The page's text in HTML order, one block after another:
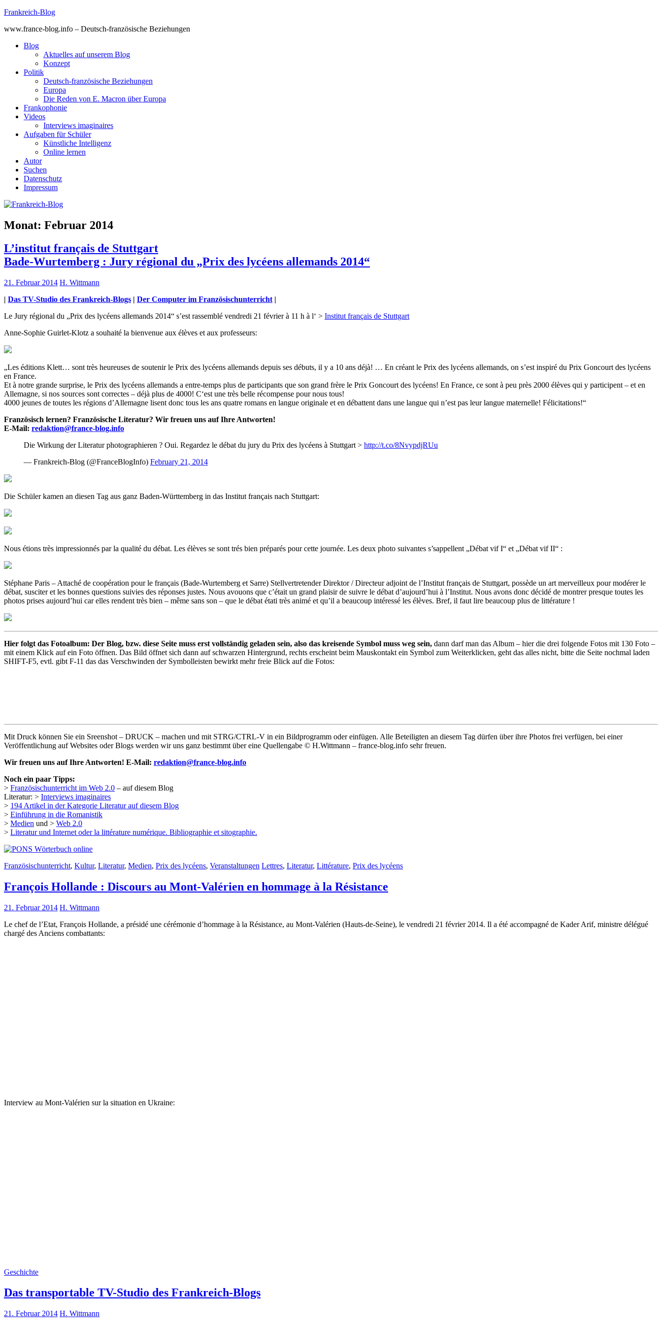
Skip
content
Frankreich-Blog
www.france-blog.info – Deutsch-französische Beziehungen
Blog
Aktuelles auf unserem Blog
Konzept
Politik
Deutsch-französische Beziehungen
Europa
Die Reden von E. Macron über Europa
Frankophonie
Videos
Interviews imaginaires
Aufgaben für Schüler
Künstliche Intelligenz
Online lernen
Autor
Suchen
Datenschutz
Impressum
Monat: Februar 2014
L’institut français de Stuttgart
Bade-Wurtemberg : Jury régional du „Prix des lycéens allemands 2014“
21. Februar 2014 H. Wittmann
| Das TV-Studio des Frankreich-Blogs | Der Computer im Französischunterricht |
Le Jury régional du „Prix des lycéens allemands 2014“ s’est rassemblé vendredi 21 février à 11 h à l‘ > Institut français de Stuttgart
Anne-Sophie Guirlet-Klotz a souhaité la bienvenue aux élèves et aux professeurs:
„Les éditions Klett… sont très heureuses de soutenir le Prix des lycéens allemands depuis ses débuts, il y a 10 ans déjà! … En créant le Prix des lycéens allemands, on s’est inspiré du Prix Goncourt des lycéens
en France.
Et à notre grande surprise, le Prix des lycéens allemands a entre-temps plus de participants que son grand frère le Prix Goncourt des lycéens! En France, ce sont à peu près 2000 élèves qui y participent – et en
Allemagne, si nos sources sont correctes – déjà plus de 4000! C‘est une très belle récompense pour nous tous!
4000 jeunes de toutes les régions d’Allemagne lisent donc tous les ans quatre romans en langue originale et en débattent dans une langue qui n’est pas leur langue maternelle! Félicitations!“
Französisch lernen? Französische Literatur? Wir freuen uns auf Ihre Antworten!
E-Mail: redaktion@france-blog.info
Die Wirkung der Literatur photographieren ? Oui. Regardez le débat du jury du Prix des lycéens à Stuttgart > http://t.co/8NvypdjRUu
— Frankreich-Blog (@FranceBlogInfo) February 21, 2014
Die Schüler kamen an diesen Tag aus ganz Baden-Württemberg in das Institut français nach Stuttgart:
Nous étions très impressionnés par la qualité du débat. Les élèves se sont trés bien préparés pour cette journée. Les deux photo suivantes s’sappellent „Débat vif I“ et „Débat vif II“ :
Stéphane Paris – Attaché de coopération pour le français (Bade-Wurtemberg et Sarre) Stellvertretender Direktor / Directeur adjoint de l’Institut français de Stuttgart, possède un art merveilleux pour modérer le
débat, susciter et les bonnes questions suivies des réponses justes. Nous avouons que c’était un grand plaisir de suivre le débat d’aujourd’hui à l’Institut. Nous avons donc décidé de montrer presque toutes les
photos prises aujourd’hui car elles rendent très bien – même sans son – que le débat étati très animé et qu’il a beaucoup intéressé les élèves. Bref, il faut lire beaucoup plus de littérature !
Hier folgt das Fotoalbum: Der Blog, bzw. diese Seite muss erst vollständig geladen sein, also das kreisende Symbol muss weg sein, dann darf man das Album – hier die drei folgende Fotos mit 130 Foto –
mit einem Klick auf ein Foto öffnen. Das Bild öffnet sich dann auf schwarzen Hintergrund, rechts erscheint beim Mauskontakt ein Symbol zum Weiterklicken, geht das alles nicht, bitte die Seite nochmal laden
SHIFT-F5, evtl. gibt F-11 das das Verschwinden der Symbolleisten bewirkt mehr freie Blick auf die Fotos:
Mit Druck können Sie ein Sreenshot – DRUCK – machen und mit STRG/CTRL-V in ein Bildprogramm oder einfügen. Alle Beteiligten an diesem Tag dürfen über ihre Photos frei verfügen, bei einer
Veröffentlichung auf Websites oder Blogs werden wir uns ganz bestimmt über eine Quellengabe © H.Wittmann – france-blog.info sehr freuen.
Wir freuen uns auf Ihre Antworten! E-Mail: redaktion@france-blog.info
Noch ein paar Tipps:
> Französischunterricht im Web 2.0 – auf diesem Blog
Literatur: > Interviews imaginaires
> 194 Artikel in der Kategorie Literatur auf diesem Blog
> Einführung in die Romanistik
> Medien und > Web 2.0
> Literatur und Internet oder la littérature numérique. Bibliographie et sitographie.
Französischunterricht, Kultur, Literatur, Medien, Prix des lycéens, Veranstaltungen Lettres, Literatur, Littérature, Prix des lycéens
François Hollande : Discours au Mont-Valérien en hommage à la Résistance
21. Februar 2014 H. Wittmann
Le chef de l’Etat, François Hollande, a présidé une cérémonie d’hommage à la Résistance, au Mont-Valérien (Hauts-de-Seine), le vendredi 21 février 2014. Il a été accompagné de Kader Arif, ministre délégué
chargé des Anciens combattants:
Interview au Mont-Valérien sur la situation en Ukraine:
Geschichte
Das transportable TV-Studio des Frankreich-Blogs
21. Februar 2014 H. Wittmann